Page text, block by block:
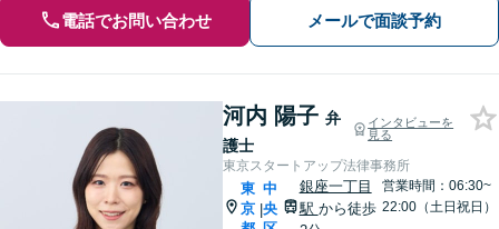
電話でお問い合わせ メールで面談予約
河内 陽子 弁
護士
インタビューを
見る
東京スタートアップ法律事務所
東
京 |
中
央
銀座一丁目
駅 から徒歩
営業時間：06:30~
22:00（土日祝日）